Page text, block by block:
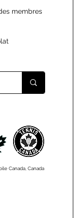
membres
Canada, Canada